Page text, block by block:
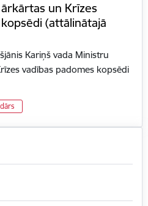
un Krīzes
(attālinātajā
Kariņš vada Ministru
vadības padomes kopsēdi